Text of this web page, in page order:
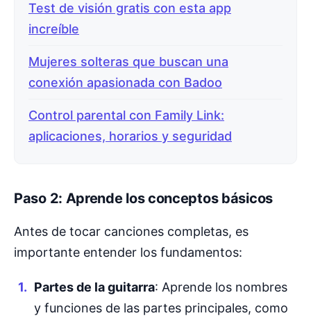
Test de visión gratis con esta app
increíble
Mujeres solteras que buscan una
conexión apasionada con Badoo
Control parental con Family Link:
aplicaciones, horarios y seguridad
Paso 2: Aprende los conceptos básicos
Antes de tocar canciones completas, es
importante entender los fundamentos:
Partes de la guitarra: Aprende los nombres
y funciones de las partes principales, como